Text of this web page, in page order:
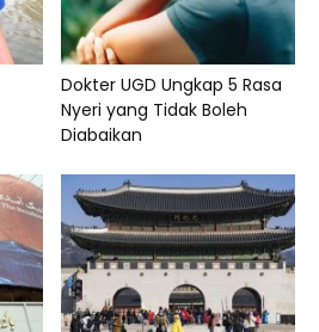
Dokter UGD Ungkap 5 Rasa
Nyeri yang Tidak Boleh
Diabaikan